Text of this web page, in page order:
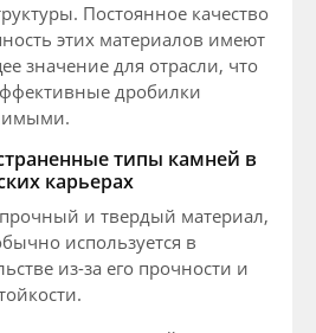
Постоянное качество
этих материалов имеют
значение для отрасли, что
дробилки
типы камней в
карьерах
и твердый материал,
используется в
из-за его прочности и